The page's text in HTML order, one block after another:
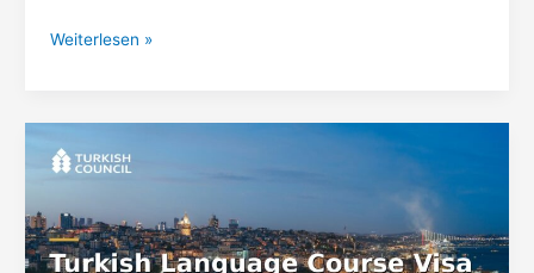
Weiterlesen »
für
Türkisch-
Sprachkurs-
Visum: